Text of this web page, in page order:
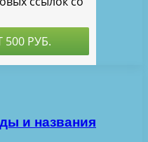
и названия